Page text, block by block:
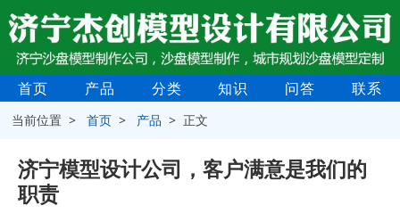
首页 产品 分类 知识 问答 联系
当前位置 >首页 > 产品 > 正文
济宁模型设计公司，客户满意是我们的
职责